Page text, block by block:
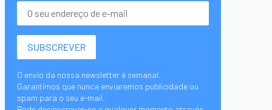
O envio da nossa newsletter é semanal.
Garantimos que nunca enviaremos publicidade ou
spam para o seu e-mail.